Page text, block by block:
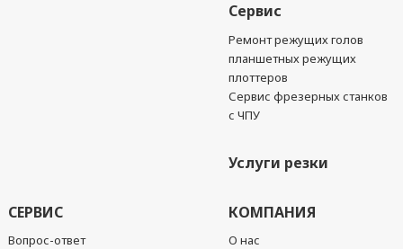
Сервис
Ремонт режущих голов
планшетных режущих
плоттеров
Сервис фрезерных станков
с ЧПУ
Услуги резки
СЕРВИС
Вопрос-ответ
КОМПАНИЯ
О нас